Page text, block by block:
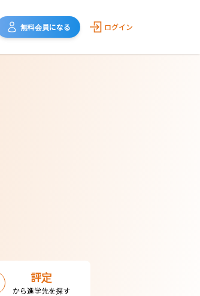
無料会員になる ログイン
評定
から進学先を探す